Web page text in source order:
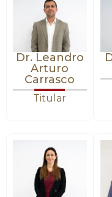
Dr. Leandro
Arturo
Carrasco
Titular